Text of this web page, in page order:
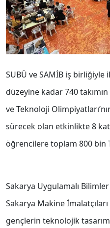
SUBÜ ve SAMİB iş
düzeyine kadar 740
ve Teknoloji
sürecek olan etkinlikte 8
öğrencilere toplam 800 bin
Sakarya Uygulamalı
Sakarya Makine
gençlerin teknolojik